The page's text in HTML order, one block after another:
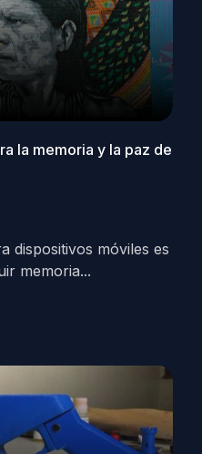
la memoria y la paz de
dispositivos móviles es
memoria...